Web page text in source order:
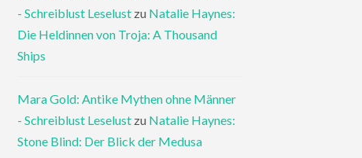
- Schreiblust Leselust zu Natalie Haynes:
Die Heldinnen von Troja: A Thousand
Ships
Mara Gold: Antike Mythen ohne Männer
- Schreiblust Leselust zu Natalie Haynes:
Stone Blind: Der Blick der Medusa